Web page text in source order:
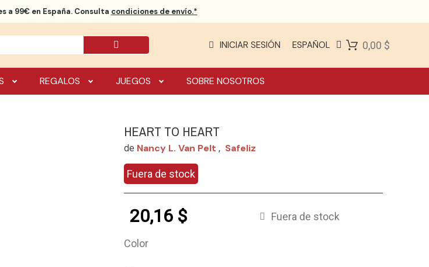
a 99€ en España. Consulta condiciones de envío.*
INICIAR SESIÓN ESPAÑOL 0,00 $
REGALOS JUEGOS SOBRE NOSOTROS
HEART TO HEART
de Nancy L. Van Pelt , Safeliz
Fuera de stock
20,16 $ Fuera de stock
Color